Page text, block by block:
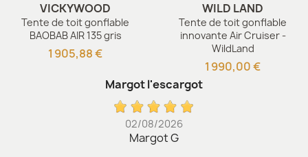
VICKYWOOD
Tente de toit gonflable
BAOBAB AIR 135 gris
1 905,88 €
WILD LAND
Tente de toit gonflable
innovante Air Cruiser -
WildLand
1 990,00 €
Margot l'escargot
02/08/2026
Margot G